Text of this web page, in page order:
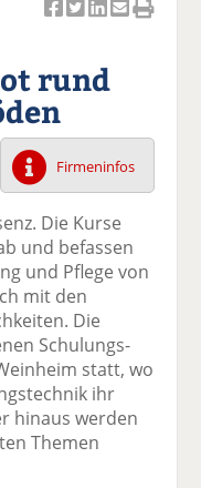
k
el
a
uf
F
ac
e
b
o
o
k
te
il
e
n
k
wi
tt
er
n
k
uf
Li
n
k
e
di
te
il
e
n
k
er
E
m
ai
l
v
n
d
e
n
ck
e
rund
Firmeninfos
Die Kurse
und befassen
und Pflege von
mit den
Die
Schulungs-
statt, wo
ihr
hinaus werden
Themen